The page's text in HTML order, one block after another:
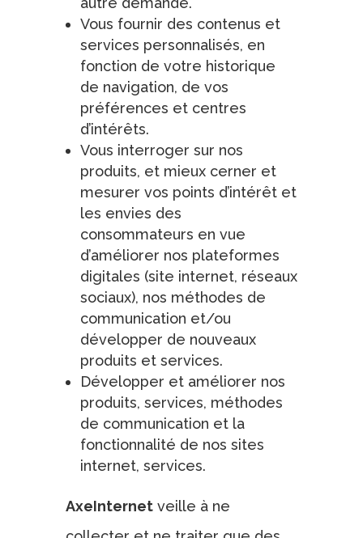
Vous fournir des contenus et
services personnalisés, en
fonction de votre historique
de navigation, de vos
préférences et centres
d’intérêts.
Vous interroger sur nos
produits, et mieux cerner et
mesurer vos points d’intérêt et
les envies des
consommateurs en vue
d’améliorer nos plateformes
digitales (site internet, réseaux
sociaux), nos méthodes de
communication et/ou
développer de nouveaux
produits et services.
Développer et améliorer nos
produits, services, méthodes
de communication et la
fonctionnalité de nos sites
internet, services.
AxeInternetveille à ne